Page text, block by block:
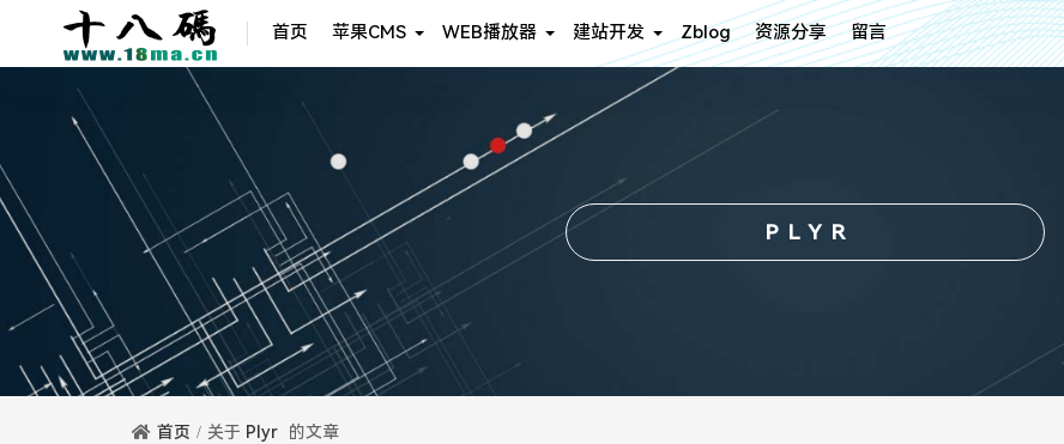
首页 苹果CMS WEB播放器 建站开发 Zblog 资源分享 留言
PLYR
首页 关于 Plyr 的文章